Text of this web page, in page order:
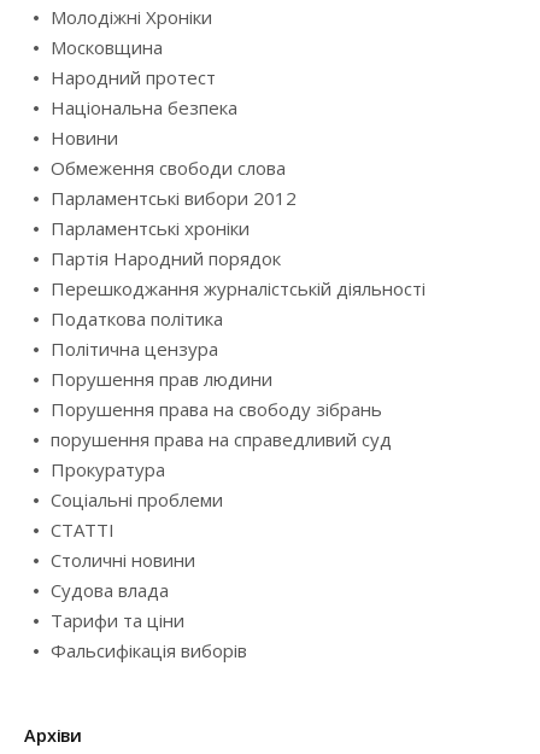
Молодіжні Хроніки
Московщина
Народний протест
Національна безпека
Новини
Обмеження свободи слова
Парламентські вибори 2012
Парламентські хроніки
Партія Народний порядок
Перешкоджання журналістській діяльності
Податкова політика
Політична цензура
Порушення прав людини
Порушення права на свободу зібрань
порушення права на справедливий суд
Прокуратура
Соціальні проблеми
СТАТТІ
Столичні новини
Судова влада
Тарифи та ціни
Фальсифікація виборів
Архіви